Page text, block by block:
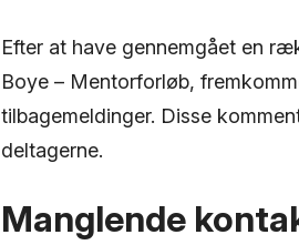
Efter at have gennemgået en
Boye – Mentorforløb,
tilbagemeldinger. Disse
deltagerne.
Manglende